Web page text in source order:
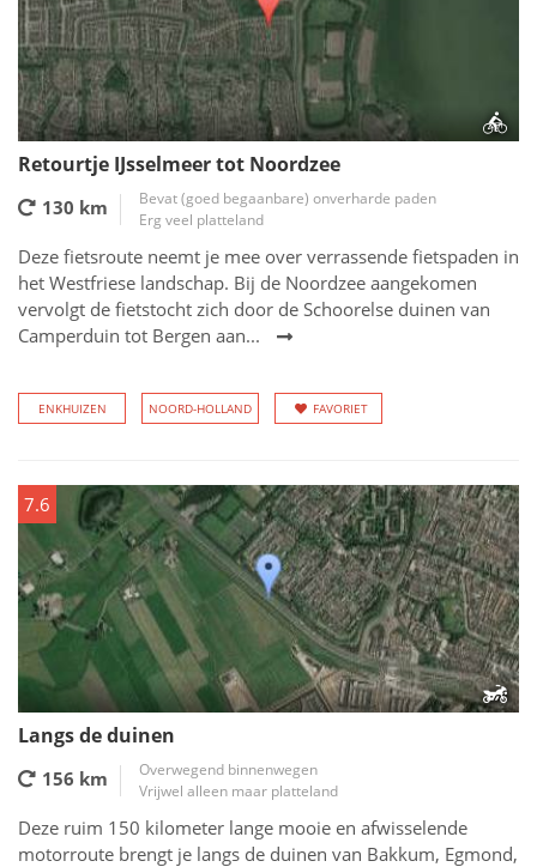
Retourtje IJsselmeer tot Noordzee
130 km
Bevat (goed begaanbare) onverharde paden
Erg veel platteland
Deze fietsroute neemt je mee over verrassende fietspaden in
het Westfriese landschap. Bij de Noordzee aangekomen
vervolgt de fietstocht zich door de Schoorelse duinen van
Camperduin tot Bergen aan...
ENKHUIZEN NOORD-HOLLAND FAVORIET
7.6
Langs de duinen
156 km
Overwegend binnenwegen
Vrijwel alleen maar platteland
Deze ruim 150 kilometer lange mooie en afwisselende
motorroute brengt je langs de duinen van Bakkum, Egmond,